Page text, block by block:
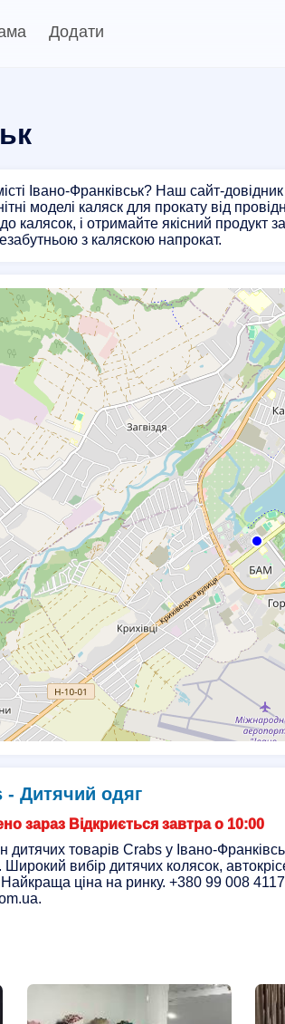
Додати
Івано-Франківськ? Наш сайт-
моделі каляск для прокату від
калясок, і отримайте якісний продукт
з каляскою напрокат.
- Дитячий одяг
зараз Відкриється завтра о 10:00
дитячих товарів Crabs у Івано-
Широкий вибір дитячих колясок,
ціна на ринку. +380 99 008